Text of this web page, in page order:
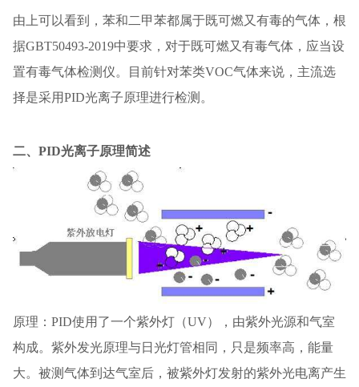
由上可以看到，苯和二甲苯都属于既可燃又有毒的气体，根
据GBT50493-2019中要求，对于既可燃又有毒气体，应当设
置有毒气体检测仪。目前针对苯类VOC气体来说，主流选
择是采用PID光离子原理进行检测。
二、PID光离子原理简述
原理：PID使用了一个紫外灯（UV），由紫外光源和气室
构成。紫外发光原理与日光灯管相同，只是频率高，能量
大。被测气体到达气室后，被紫外灯发射的紫外光电离产生